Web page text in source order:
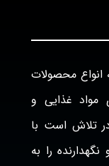
انواع محصولات
مواد غذایی و
تلاش است با
را به